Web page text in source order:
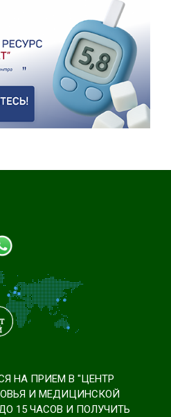
НА ПРИЕМ В "ЦЕНТР
И МЕДИЦИНСКОЙ
15 ЧАСОВ И ПОЛУЧИТЬ